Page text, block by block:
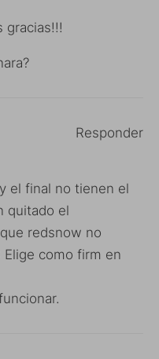
gracias!!!
el final no tienen el
quitado el
redsnow no
como firm en
Responder